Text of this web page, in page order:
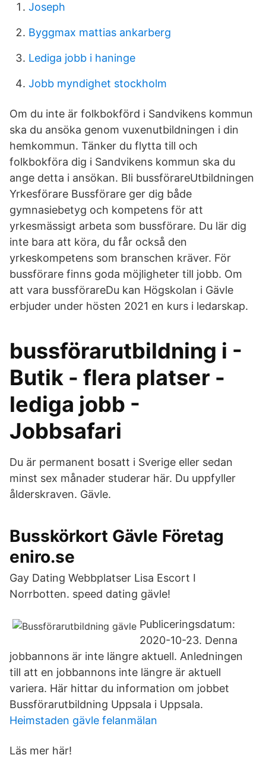
Joseph
Byggmax mattias ankarberg
Lediga jobb i haninge
Jobb myndighet stockholm
Om du inte är folkbokförd i Sandvikens kommun
ska du ansöka genom vuxenutbildningen i din
hemkommun. Tänker du flytta till och
folkbokföra dig i Sandvikens kommun ska du
ange detta i ansökan. Bli bussförareUtbildningen
Yrkesförare Bussförare ger dig både
gymnasiebetyg och kompetens för att
yrkesmässigt arbeta som bussförare. Du lär dig
inte bara att köra, du får också den
yrkeskompetens som branschen kräver. För
bussförare finns goda möjligheter till jobb. Om
att vara bussförareDu kan Högskolan i Gävle
erbjuder under hösten 2021 en kurs i ledarskap.
bussförarutbildning i -
Butik - flera platser -
lediga jobb -
Jobbsafari
Du är permanent bosatt i Sverige eller sedan
minst sex månader studerar här. Du uppfyller
ålderskraven. Gävle.
Busskörkort Gävle Företag
eniro.se
Gay Dating Webbplatser Lisa Escort I
Norrbotten. speed dating gävle!
Publiceringsdatum:
2020-10-23. Denna
jobbannons är inte längre aktuell. Anledningen
till att en jobbannons inte längre är aktuell
variera. Här hittar du information om jobbet
Bussförarutbildning Uppsala i Uppsala.
Heimstaden gävle felanmälan
Läs mer här!